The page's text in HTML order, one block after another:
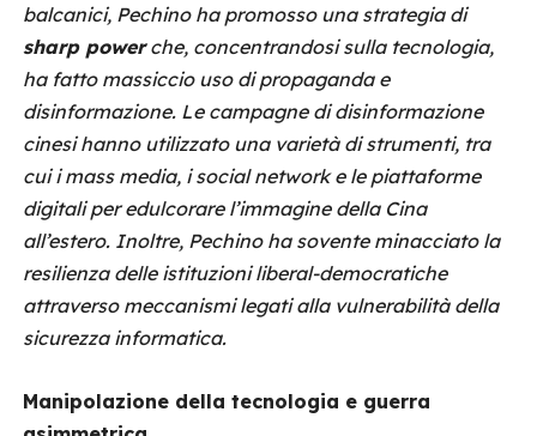
balcanici, Pechino ha promosso una strategia di
sharp powerche, concentrandosi sulla tecnologia,
ha fatto massiccio uso di propaganda e
disinformazione. Le campagne di disinformazione
cinesi hanno utilizzato una varietà di strumenti, tra
cui i mass media, i social network e le piattaforme
digitali per edulcorare l’immagine della Cina
all’estero. Inoltre, Pechino ha sovente minacciato la
resilienza delle istituzioni liberal-democratiche
attraverso meccanismi legati alla vulnerabilità della
sicurezza informatica.
Manipolazione della tecnologia e guerra